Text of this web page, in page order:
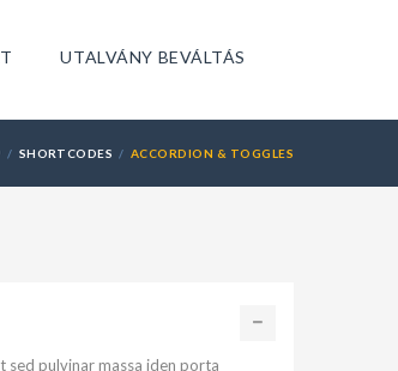
UTALVÁNY BEVÁLTÁS
SHORTCODES ACCORDION & TOGGLES
sed pulvinar massa iden porta